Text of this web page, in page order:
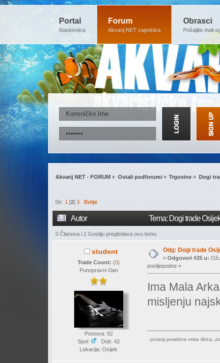
Portal
Naslovnica
Forum
Akvarij.NET zajednica
Obrasci
Pošaljite mali
Akvarij NET - FORUM » Ostali podforumi» Trgovine » Dogi
Str:1 [2]3 Dolje
Autor Tema: Dogi trade
0 Članova i 2 Gostiju pregledava ovu temu.
student
Trade Count: (0)
Punopravni član
Postova: 82
Spol:
Dob: 42
Lokacija: Osijek
Odg: Dogi trade
« Odgovori #25 u:
poslijepodne »
Ima Mala
misljenju
..postoji posebna vrsta ribica